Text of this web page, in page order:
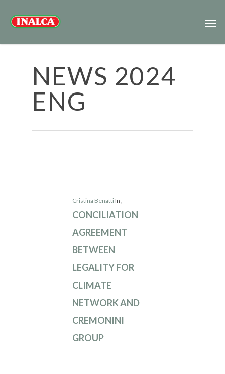
NEWS 2024
ENG
Cristina BenattiIn ,
CONCILIATION
AGREEMENT
BETWEEN
LEGALITY FOR
CLIMATE
NETWORK AND
CREMONINI
GROUP